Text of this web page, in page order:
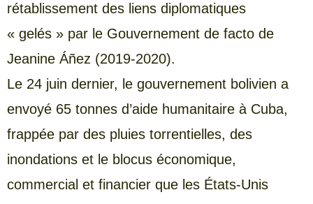
rétablissement des liens diplomatiques
« gelés » par le Gouvernement de facto de
Jeanine Áñez (2019-2020).
Le 24 juin dernier, le gouvernement bolivien a
envoyé 65 tonnes d’aide humanitaire à Cuba,
frappée par des pluies torrentielles, des
inondations et le blocus économique,
commercial et financier que les États-Unis